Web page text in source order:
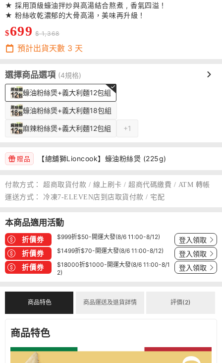
★ 採用頂級蠔油拌炒與高湯結合熬煮 , 香氣四溢！
★ 粉絲收乾濃郁的大骨高湯，美味再升級！
$699 $ 1,368
預計出貨天數 3 天
選擇商品選項 (4規格)
蠔油粉絲煲+義大利麵12包組
蠔油粉絲煲+義大利麵18包組
麻辣粉絲煲+義大利麵12包組 +1
贈品 【總舖獅Lioncook】蠔油粉絲煲 (225g)
付款方式：
超商取貨付款 / 線上刷卡 / 超商代碼繳費 / ATM 轉帳
運送方式：
冷凍7-ELEVEN店到店取貨付款 / 宅配
本商品適用活動
折價券 $999折$50-開運大發(8/6 11:00-8/12) 登入領取
折價券 $1499折$70-開運大發(8/6 11:00-8/12) 登入領取
折價券
$18000折$1000-開運大發(8/6 11:00-8/1
2)
登入領取
商品特色 商品運送及退貨詳情 評價(2)
商品特色